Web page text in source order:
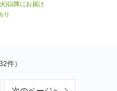
)以降にお届け
り
件）